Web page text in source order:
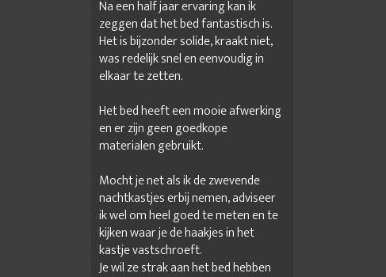
Na een half jaar ervaring kan ik
zeggen dat het bed fantastisch is.
Het is bijzonder solide, kraakt niet,
was redelijk snel en eenvoudig in
elkaar te zetten.
Het bed heeft een mooie afwerking
en er zijn geen goedkope
materialen gebruikt.
Mocht je net als ik de zwevende
nachtkastjes erbij nemen, adviseer
ik wel om heel goed te meten en te
kijken waar je de haakjes in het
kastje vastschroeft.
Je wil ze strak aan het bed hebben